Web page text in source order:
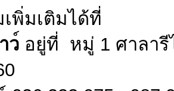
พิ่มเติมได้ที่
ว อยู่ที่ หมู่ 1 ศาลารี